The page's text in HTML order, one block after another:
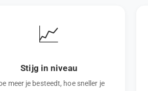
📈
Stijg in niveau
meer je besteedt, hoe sneller je